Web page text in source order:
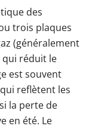
des
trois plaques
(généralement
qui réduit le
est souvent
reflètent les
la perte de
en été. Le